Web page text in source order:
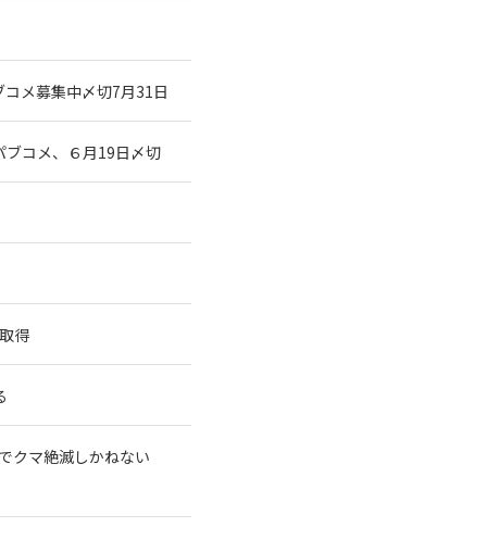
メ募集中〆切7月31日
コメ、６月19日〆切
得
クマ絶滅しかねない